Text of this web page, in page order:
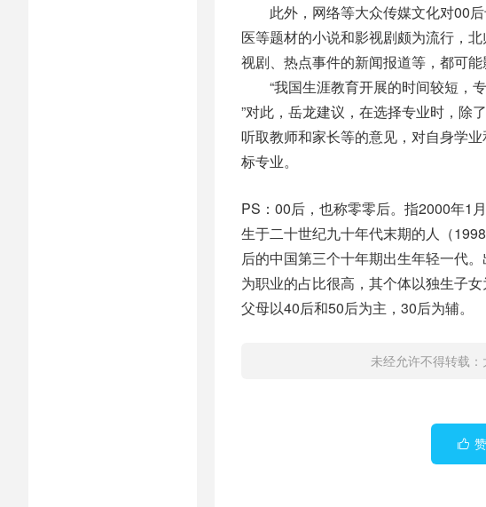
此外，网络等大众传媒文化对00后
医等题材的小说和影视剧颇为流行，
视剧、热点事件的新闻报道等，都可
“我国生涯教育开展的时间较短，专
”对此，岳龙建议，在选择专业时，除
听取教师和家长等的意见，对自身学
标专业。
PS：00后，也称零零后。指2000年1
生于二十世纪九十年代末期的人（
后的中国第三个十年期出生年轻一代
为职业的占比很高，其个体以独生子
父母以40后和50后为主，30后为辅。
未经允许不得转载：
